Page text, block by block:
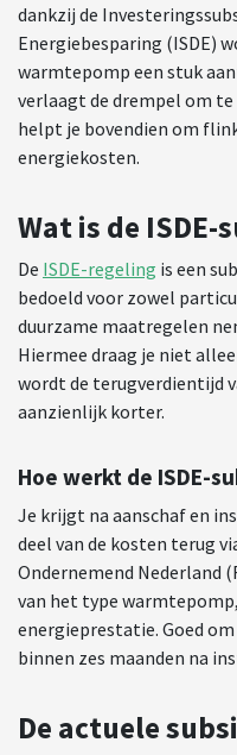
dankzij de
Energiebesparing (ISDE)
warmtepomp een stuk
verlaagt de drempel om
helpt je bovendien om
energiekosten.
Wat is de ISDE-
De ISDE-regeling is een
bedoeld voor zowel
duurzame maatregelen
Hiermee draag je niet
wordt de terugverdientijd
aanzienlijk korter.
Hoe werkt de ISDE-
Je krijgt na aanschaf en
deel van de kosten terug
Ondernemend Nederland
van het type
energieprestatie. Goed
binnen zes maanden na
De actuele